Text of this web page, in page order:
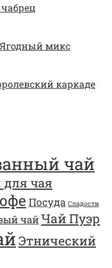
микс
каркаде
чай
для чая
Посуда Сладости
чайЧай Пуэр
Этнический